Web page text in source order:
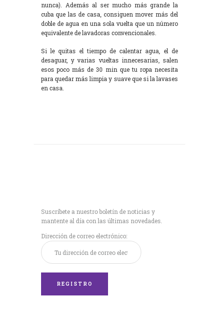
nunca). Además al ser mucho más grande la
cuba que las de casa, consiguen mover más del
doble de agua en una sola vuelta que un número
equivalente de lavadoras convencionales.
Si le quitas el tiempo de calentar agua, el de
desaguar, y varias vueltas innecesarias, salen
esos poco más de 30 min que tu ropa necesita
para quedar más limpia y suave que si la lavases
en casa.
Suscríbete a nuestro boletín de noticias y
mantente al día con las últimas novedades.
Dirección de correo electrónico: